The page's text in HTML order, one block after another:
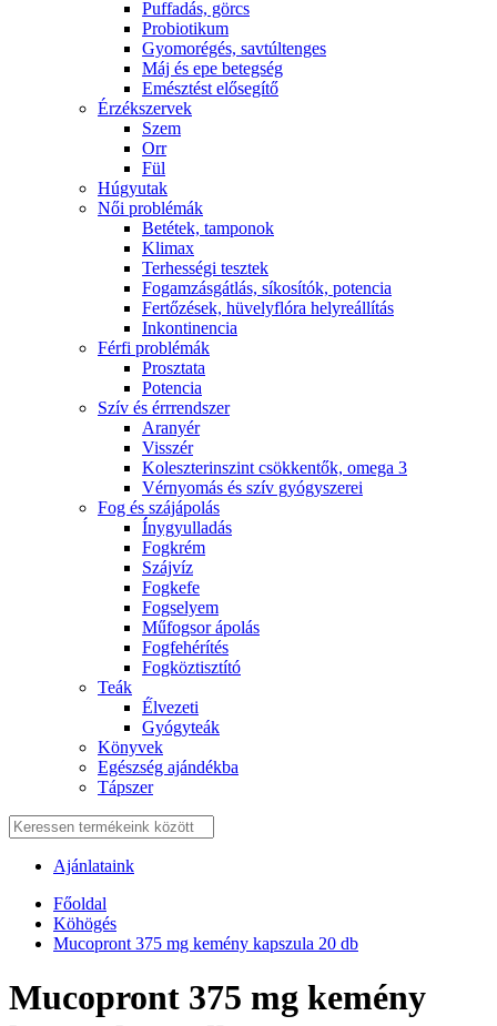
Puffadás, görcs
Probiotikum
Gyomorégés, savtúltenges
Máj és epe betegség
Emésztést elősegítő
Érzékszervek
Szem
Orr
Fül
Húgyutak
Női problémák
Betétek, tamponok
Klimax
Terhességi tesztek
Fogamzásgátlás, síkosítók, potencia
Fertőzések, hüvelyflóra helyreállítás
Inkontinencia
Férfi problémák
Prosztata
Potencia
Szív és érrrendszer
Aranyér
Visszér
Koleszterinszint csökkentők, omega 3
Vérnyomás és szív gyógyszerei
Fog és szájápolás
Í́nygyulladás
Fogkrém
Szájvíz
Fogkefe
Fogselyem
Műfogsor ápolás
Fogfehérítés
Fogköztisztító
Teák
É́lvezeti
Gyógyteák
Könyvek
Egészség ajándékba
Tápszer
Ajánlataink
Főoldal
Köhögés
Mucopront 375 mg kemény kapszula 20 db
Mucopront 375 mg kemény